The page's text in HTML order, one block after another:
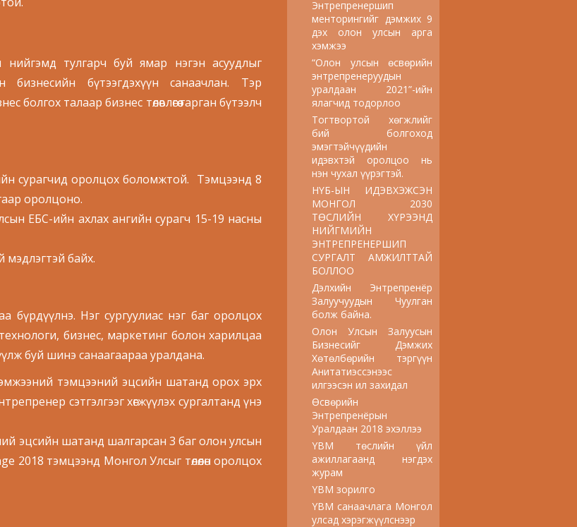
нийгэмд тулгарч буй ямар нэгэн асуудлыг
бүтээгдэхүүн санаачлан. Тэр
талаар бизнес төлөвлөгөө гарган бүтээлч
сурагчид оролцох боломжтой. Тэмцээнд 8
оролцоно.
ЕБС-ийн ахлах ангийн сурагч 15-19 насны
мэдлэгтэй байх.
бүрдүүлнэ. Нэг сургуулиас нэг баг оролцох
бизнес, маркетинг болон харилцаа
буй шинэ санаагаараа уралдана.
тэмцээний эцсийн шатанд орох эрх
сэтгэлгээг хөгжүүлэх сургалтанд үнэ
эцсийн шатанд шалгарсан 3 баг олон улсын
тэмцээнд Монгол Улсыг төлөөлөн оролцох
Энтрепренершип
менторингийг дэмжих 9
дэх олон улсын арга
хэмжээ
“Олон улсын өсвөрийн
энтрепренеруудын
уралдаан 2021”-ийн
ялагчид тодорлоо
Тогтвортой хөгжлийг
бий болгоход
эмэгтэйчүүдийн
идэвхтэй оролцоо нь
нэн чухал үүрэгтэй.
НҮБ-ЫН ИДЭВХЭЖСЭН
МОНГОЛ 2030
ТӨСЛИЙН ХҮРЭЭНД
НИЙГМИЙН
ЭНТРЕПРЕНЕРШИП
СУРГАЛТ АМЖИЛТТАЙ
БОЛЛОО
Дэлхийн Энтрепренёр
Залуучуудын Чуулган
болж байна.
Олон Улсын Залуусын
Бизнесийг Дэмжих
Хөтөлбөрийн тэргүүн
Анитатиэссэнээс
илгээсэн ил захидал
Өсвөрийн
Энтрепренёрын
Уралдаан 2018 эхэллээ
YBM төслийн үйл
ажиллагаанд нэгдэх
журам
YBM зорилго
YBM санаачлага Монгол
улсад хэрэгжүүлснээр